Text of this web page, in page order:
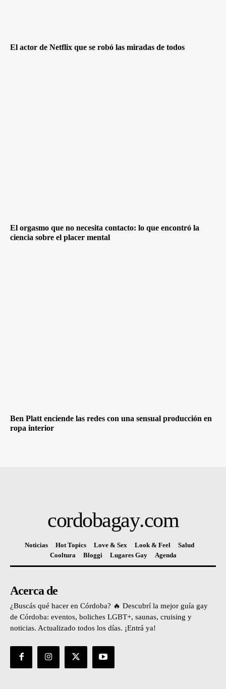
El actor de Netflix que se robó las miradas de todos
El orgasmo que no necesita contacto: lo que encontró la
ciencia sobre el placer mental
Ben Platt enciende las redes con una sensual producción en
ropa interior
cordobagay.com
Noticias Hot Topics Love & Sex Look & Feel
Salud
Cooltura
Bloggi Lugares Gay Agenda
Acerca de
¿Buscás qué hacer en Córdoba? 🔥 Descubrí la mejor guía gay
de Córdoba: eventos, boliches LGBT+, saunas, cruising y
noticias. Actualizado todos los días. ¡Entrá ya!